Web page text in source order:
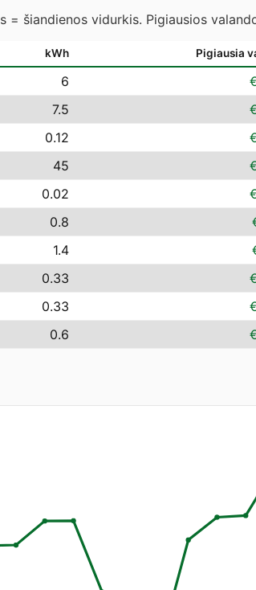
šiandienos vidurkis. Pigiausios
kWh Pigiausia
6
7.5
0.12
45
0.02
0.8
1.4
0.33
0.33
0.6